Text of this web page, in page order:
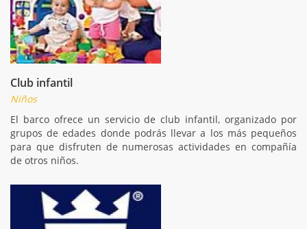
Club infantil
Niños
El barco ofrece un servicio de club infantil, organizado por
grupos de edades donde podrás llevar a los más pequeños
para que disfruten de numerosas actividades en compañía
de otros niños.